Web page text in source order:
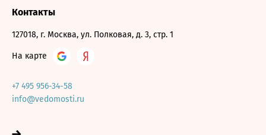
Контакты
127018, г. Москва, ул. Полковая, д. 3, стр. 1
На карте
+7 495 956-34-58
info@vedomosti.ru